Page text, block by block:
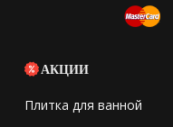
АКЦИИ
Плитка для ванной